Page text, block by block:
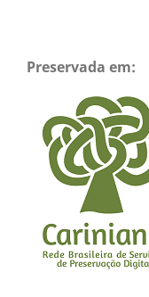
Preservada em: